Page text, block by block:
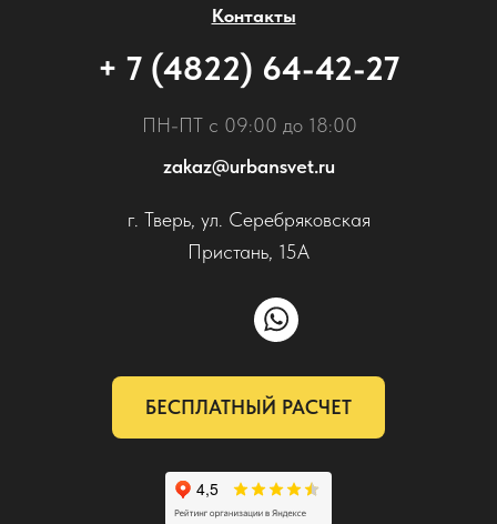
Контакты
ПН-ПТ с 09:00 до 18:00
г. Тверь, ул. Серебряковская
Пристань, 15А
БЕСПЛАТНЫЙ РАСЧЕТ
+ 7 (4822) 64-42-27
zakaz@urbansvet.ru